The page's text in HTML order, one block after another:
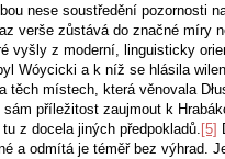
nese soustředění pozornosti
verše zůstává do značné míry
vyšly z moderní, linguisticky
Wóycicki a k níž se hlásila
těch místech, která věnovala
příležitost zaujmout k
z docela jiných předpokladů. [5]
a odmítá je téměř bez výhrad.